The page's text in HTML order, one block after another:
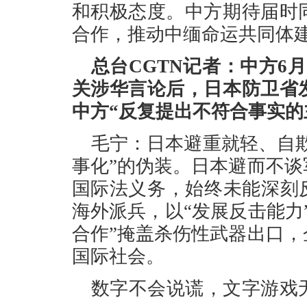
和积极态度。中方期待届
合作，推动中缅命运共同体
总台CGTN记者：中方6
关涉华言论后，日本防卫
中方“反复提出不符合事实
毛宁：日本避重就轻、自
事化”的伪装。日本避而不
国际法义务，始终未能深
海外派兵，以“发展反击能
合作”掩盖杀伤性武器出口
国际社会。
数字不会说谎，文字游